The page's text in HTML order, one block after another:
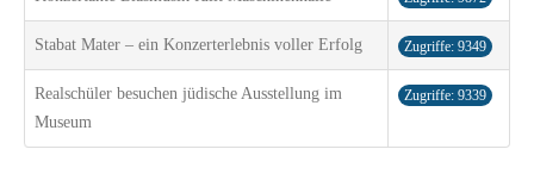
Stabat Mater – ein Konzerterlebnis voller Erfolg Zugriffe: 9349
Realschüler besuchen jüdische Ausstellung im
Museum
Zugriffe: 9339